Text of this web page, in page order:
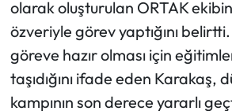
olarak oluşturulan ORTAK
özveriyle görev yaptığını
göreve hazır olması için
taşıdığını ifade eden Karakaş,
kampının son derece yararlı